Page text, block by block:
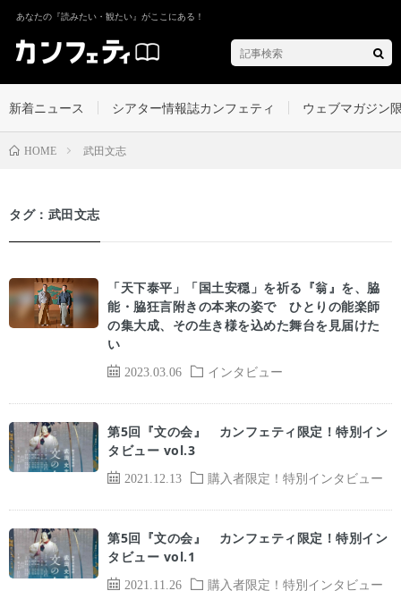
あなたの『読みたい・観たい』がここにある！
新着ニュース シアター情報誌カンフェティ ウェブマガジン
HOME 武田文志
タグ：武田文志
2023.03.06 インタビュー
「天下泰平」「国土安穏」を祈る『翁』を、脇
能・脇狂言附きの本来の姿で ひとりの能楽師
の集大成、その生き様を込めた舞台を見届けた
い
2021.12.13 購入者限定！特別インタビュー
第5回『文の会』 カンフェティ限定！特別イン
タビュー vol.3
2021.11.26 購入者限定！特別インタビュー
第5回『文の会』 カンフェティ限定！特別イン
タビュー vol.1